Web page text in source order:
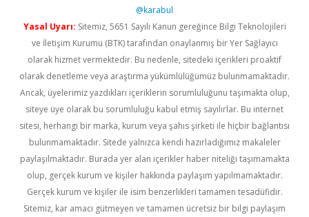
@karabul
Yasal Uyarı: Sitemiz, 5651 Sayılı Kanun gereğince Bilgi Teknolojileri
ve İletişim Kurumu (BTK) tarafından onaylanmış bir Yer Sağlayıcı
olarak hizmet vermektedir. Bu nedenle, sitedeki içerikleri proaktif
olarak denetleme veya araştırma yükümlülüğümüz bulunmamaktadır.
Ancak, üyelerimiz yazdıkları içeriklerin sorumluluğunu taşımakta olup,
siteye üye olarak bu sorumluluğu kabul etmiş sayılırlar. Bu internet
sitesi, herhangi bir marka, kurum veya şahıs şirketi ile hiçbir bağlantısı
bulunmamaktadır. Sitede yalnızca kendi hazırladığımız makaleler
paylaşılmaktadır. Burada yer alan içerikler haber niteliği taşımamakta
olup, gerçek kurum ve kişiler hakkında paylaşım yapılmamaktadır.
Gerçek kurum ve kişiler ile isim benzerlikleri tamamen tesadüfidir.
Sitemiz, kar amacı gütmeyen ve tamamen ücretsiz bir bilgi paylaşım